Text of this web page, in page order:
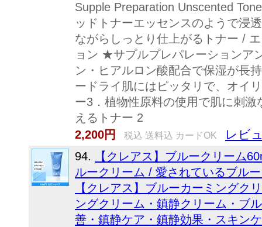
Supple Preparation Unscented
ッドトナーエッセンスのようで浸
ながらしっとり仕上がるトナー /
ョン ★サプルプレパレーションア
ン・ヒアルロン酸配合で保湿が長
ードライ肌にはピッタリで、オイ
ー3．植物性原料の使用で肌に刺
えるトナー 2
2,200円
税込 送料込 カードOK レビ
94.
【クレアス】ブルークリーム
ルークリーム / 愛されているブル
【クレアス】ブルーカーミングク
ングクリーム・鎮静クリーム・ブ
善・鎮静ケア・鎮静効果・スキン